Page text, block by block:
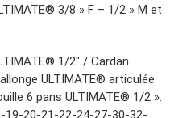
3/8 » F – 1/2 » M et
1/2″ / Cardan
ULTIMATE® articulée
6 pans ULTIMATE® 1/2 ».
20-21-22-24-27-30-32-